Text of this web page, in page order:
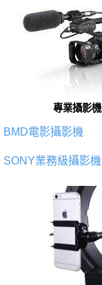
專業攝影機
BMD電影攝影機
SONY業務級攝影機